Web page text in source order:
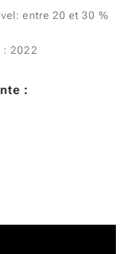
entre 20 et 30 %
: 2022
: